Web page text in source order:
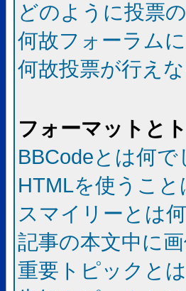
どのように投票
何故フォーラム
何故投票が行え
フォーマットと
BBCodeとは何で
HTMLを使うこ
スマイリーとは
記事の本文中に
重要トピックと